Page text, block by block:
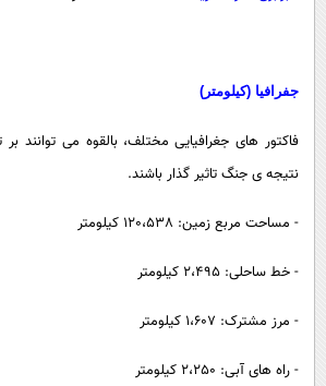
جفرافیا (کیلومتر)
فاکتور های جغرافیایی مختلف، بالقوه می توانند
نتیجه ی جنگ تاثیر گذار باشند.
- مساحت مربع زمین: 120،538 کیلومتر
- خط ساحلی: 2،495 کیلومتر
- مرز مشترک: 1،607 کیلومتر
- راه های آبی: 2،250 کیلومتر